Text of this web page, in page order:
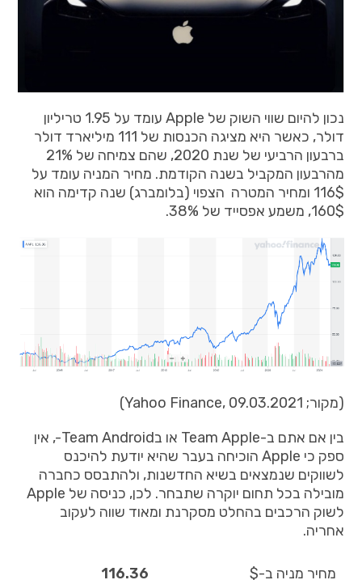
נכון להיום שווי השוק של Apple עומד על 1.95 טריליון
דולר, כאשר היא מציגה הכנסות של 111 מיליארד דולר
ברבעון הרביעי של שנת 2020, שהם צמיחה של 21%
מהרבעון המקביל בשנה הקודמת. מחיר המניה עומד על
116$ ומחיר המטרה הצפוי (בלומברג) שנה קדימה הוא
160$, משמע אפסייד של 38%.
(מקור; Yahoo Finance, 09.03.2021)
בין אם אתם ב-Team Apple או בTeam Android-, אין
ספק כי Apple הוכיחה בעבר שהיא יודעת להיכנס
לשווקים שנמצאים בשיא החדשנות, ולהתבסס כחברה
מובילה בכל תחום יוקרה שתבחר. לכן, כניסה של Apple
לשוק הרכבים בהחלט מסקרנת ומאוד שווה לעקוב
אחריה.
מחיר מניה ב-$
116.36